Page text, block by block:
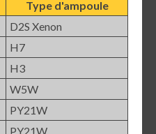
Type d'ampoule
D2S Xenon
H7
H3
W5W
PY21W
PY21W